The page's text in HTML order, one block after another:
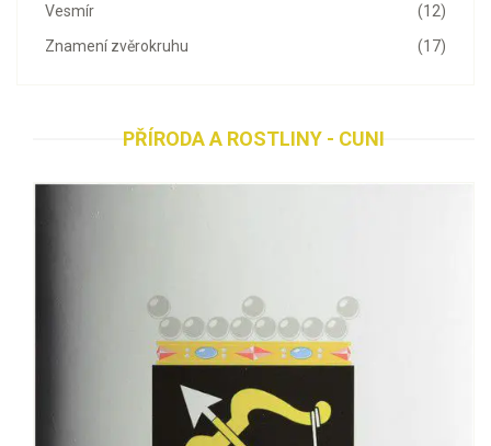
(12)
Vesmír
(17)
Znamení zvěrokruhu
PŘÍRODA A ROSTLINY - CUNI